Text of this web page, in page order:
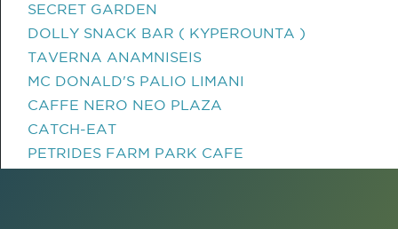
SECRET GARDEN
DOLLY SNACK BAR ( KYPEROUNTA )
TAVERNA ANAMNISEIS
MC DONALD'S PALIO LIMANI
CAFFE NERO NEO PLAZA
CATCH-EAT
PETRIDES FARM PARK CAFE